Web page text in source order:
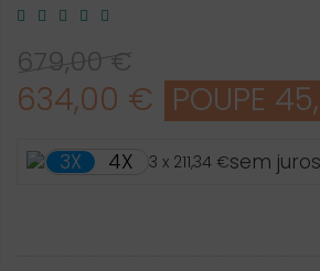
679,00 €
634,00 € POUPE
3X 4X 3 x 211,34 €sem juros